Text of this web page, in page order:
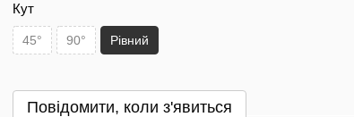
Кут
45° 90° Рівний
Повідомити, коли з'явиться